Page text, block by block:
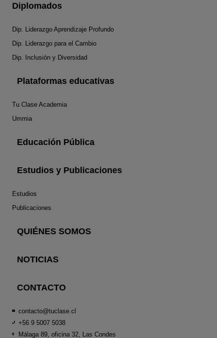
Diplomados
Dip. Liderazgo Aprendizaje Profundo
Dip. Liderazgo para el Cambio
Dip. Inclusión y Diversidad
Plataformas educativas
Tu Clase Academia
Ummia
Educación Pública
Estudios y Publicaciones
Estudios
Publicaciones
QUIÉNES SOMOS
NOTICIAS
CONTACTO
contacto@tuclase.cl
+56 9 5007 5038
Málaga 89, oficina 32, Las Condes